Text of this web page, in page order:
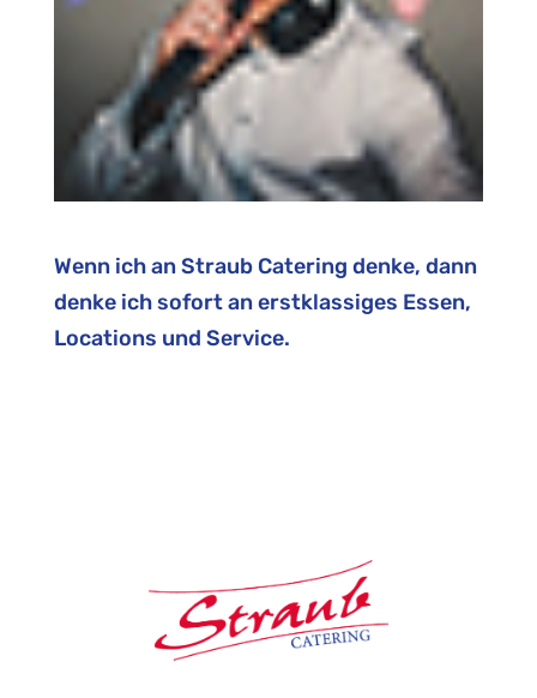
Wenn ich an Straub Catering denke, dann
denke ich sofort an erstklassiges Essen,
Locations und Service.